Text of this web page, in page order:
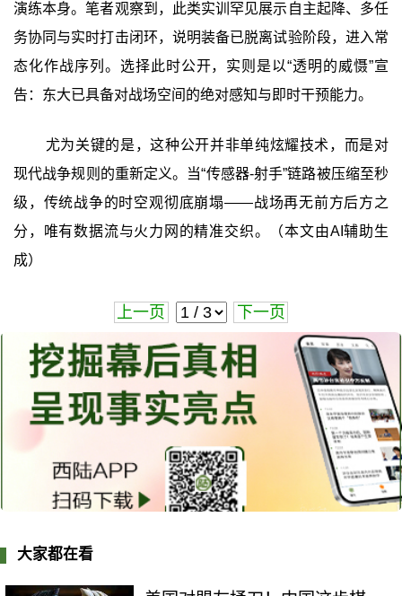
演练本身。笔者观察到，此类实训罕见展示自主起降、多任
务协同与实时打击闭环，说明装备已脱离试验阶段，进入常
态化作战序列。选择此时公开，实则是以“透明的威慑”宣
告：东大已具备对战场空间的绝对感知与即时干预能力。
尤为关键的是，这种公开并非单纯炫耀技术，而是对
现代战争规则的重新定义。当“传感器-射手”链路被压缩至秒
级，传统战争的时空观彻底崩塌——战场再无前方后方之
分，唯有数据流与火力网的精准交织。（本文由AI辅助生
成）
上一页 下一页
大家都在看